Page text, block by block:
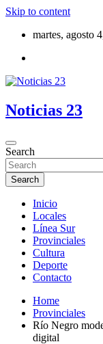
Skip to content
martes, agosto
Noticias 23
Search
Search
Inicio
Locales
Línea Sur
Provinciales
Cultura
Deporte
Contacto
Home
Provinciales
Río Negro
digital